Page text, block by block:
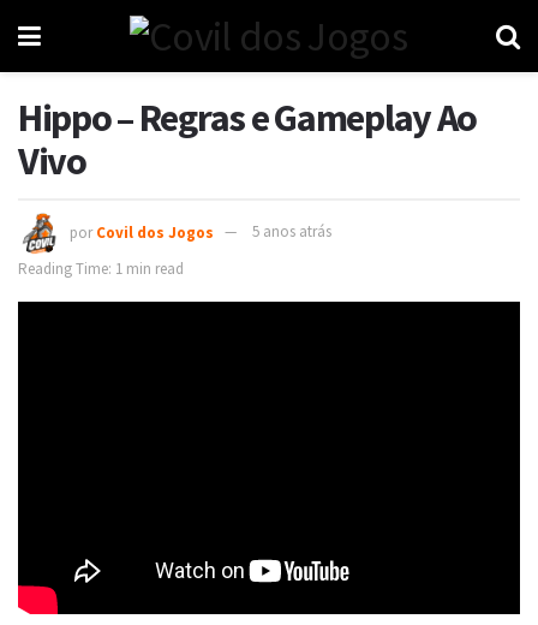
Hippo – Regras e Gameplay Ao
Vivo
por Covil dos Jogos
5 anos atrás
Reading Time: 1 min read